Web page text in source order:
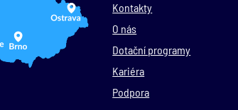
Kontakty
O nás
Dotační programy
Kariéra
Podpora